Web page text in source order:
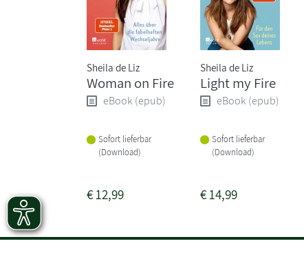
Sheila de Liz
Woman on Fire
eBook (epub)
Sofort lieferbar
(Download)
€12,99
Sheila de Liz
Light my Fire
eBook (epub)
Sofort lieferbar
(Download)
€14,99